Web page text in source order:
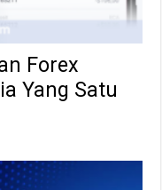
Forex
Yang Satu